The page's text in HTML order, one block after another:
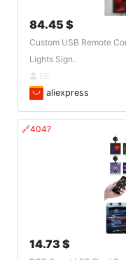
84.45 $
Custom USB Remote
Lights Sign..
DE
aliexpress
🔗404?
14.73 $